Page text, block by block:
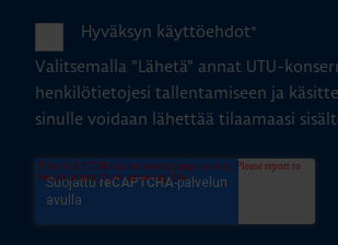
Hyväksyn käyttöehdot*
Valitsemalla "Lähetä" annat UTU-
henkilötietojesi tallentamiseen ja
sinulle voidaan lähettää tilaamaasi